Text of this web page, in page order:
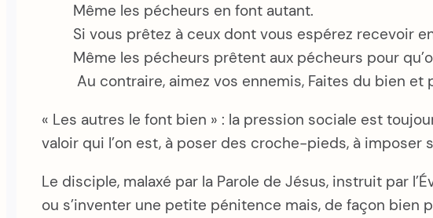
Même les pécheurs en font autant.
Si vous prêtez à ceux dont vous espérez recevoir
Même les pécheurs prêtent aux pécheurs pour
Au contraire, aimez vos ennemis, Faites du bien
« Les autres le font bien » : la pression sociale est
valoir qui l’on est, à poser des croche-pieds, à imposer
Le disciple, malaxé par la Parole de Jésus, instruit par
ou s’inventer une petite pénitence mais, de façon bien